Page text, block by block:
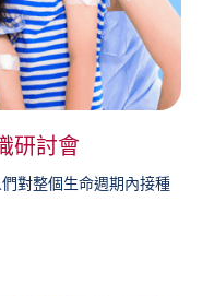
研討會
對整個生命週期內接種